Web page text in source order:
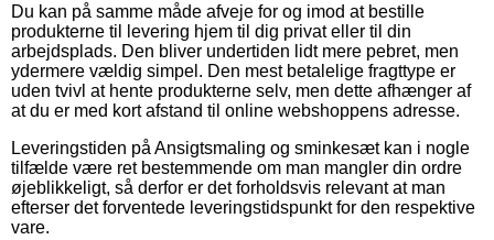
Du kan på samme måde afveje for og imod at bestille
produkterne til levering hjem til dig privat eller til din
arbejdsplads. Den bliver undertiden lidt mere pebret, men
ydermere vældig simpel. Den mest betalelige fragttype er
uden tvivl at hente produkterne selv, men dette afhænger af
at du er med kort afstand til online webshoppens adresse.
Leveringstiden på Ansigtsmaling og sminkesæt kan i nogle
tilfælde være ret bestemmende om man mangler din ordre
øjeblikkeligt, så derfor er det forholdsvis relevant at man
efterser det forventede leveringstidspunkt for den respektive
vare.